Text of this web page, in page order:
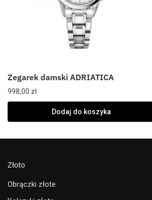
Zegarek damski ADRIATICA
998,00 zł
Dodaj do koszyka
Złoto
Obrączki złote